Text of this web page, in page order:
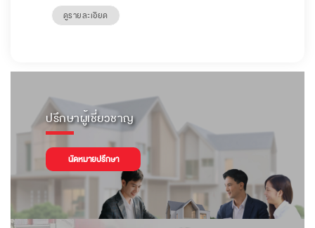
ดูรายละเอียด
ปรึกษาผู้เชี่ยวชาญ
นัดหมายปรึกษา